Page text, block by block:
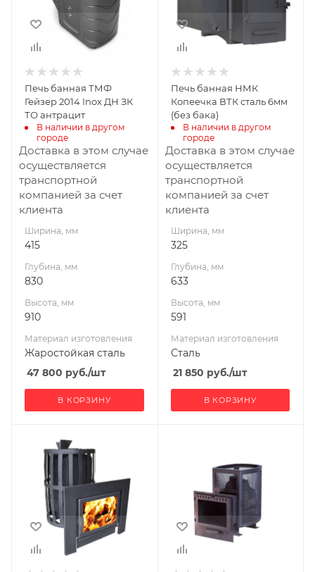
Высота, мм
910
Материал
Жаростойкая
сталь
Вид топлива
Дрова
Диаметр дымохода,
мм
115
Длина дров, мм
500
Масса камней, кг
63
Гарантия, мес.
12
Печь банная ТМФ
Гейзер 2014 Inox ДН ЗК
ТО антрацит
В наличии в другом
городе
Доставка в этом случае
осуществляется
транспортной
компанией за счет
клиента
Ширина, мм
415
Глубина, мм
830
Высота, мм
910
Материал изготовления
Жаростойкая сталь
47 800 руб./шт
В КОРЗИНУ
591
Материал
Сталь
Вид топлива
Дрова
Диаметр дымохода,
мм
115
Длина дров, мм
430
60
591x325x633
12
Печь банная НМК
Копеечка ВТК сталь 6мм
(без бака)
В наличии в другом
городе
Доставка в этом случае
осуществляется
транспортной
компанией за счет
клиента
Ширина, мм
325
Глубина, мм
633
Высота, мм
591
Материал изготовления
Сталь
21 850 руб./шт
В КОРЗИНУ
Ширина, мм
Глубина, мм
Высота, мм
880
Материал
Глубина, мм
Высота, мм
710
Материал